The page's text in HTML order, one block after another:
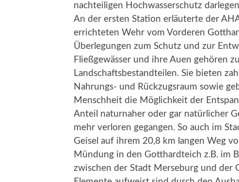
nachteiligen Hochwasserschutz
An der ersten Station erläuterte der
errichteten Wehr vom Vorderen
Überlegungen zum Schutz und zur
Fließgewässer und ihre Auen gehören
Landschaftsbestandteilen. Sie bieten
Nahrungs- und Rückzugsraum sowie
Menschheit die Möglichkeit der
Anteil naturnaher oder gar natürlicher
mehr verloren gegangen. So auch im
Geisel auf ihrem 20,8 km langen Weg
Mündung in den Gotthardteich z.B. im
zwischen der Stadt Merseburg und der